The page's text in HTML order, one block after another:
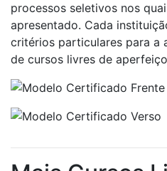
processos seletivos nos
apresentado. Cada
critérios particulares para a
de cursos livres de